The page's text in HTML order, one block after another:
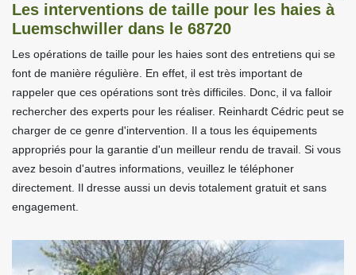
Les interventions de taille pour les haies à
Luemschwiller dans le 68720
Les opérations de taille pour les haies sont des entretiens qui se
font de manière régulière. En effet, il est très important de
rappeler que ces opérations sont très difficiles. Donc, il va falloir
rechercher des experts pour les réaliser. Reinhardt Cédric peut se
charger de ce genre d'intervention. Il a tous les équipements
appropriés pour la garantie d'un meilleur rendu de travail. Si vous
avez besoin d'autres informations, veuillez le téléphoner
directement. Il dresse aussi un devis totalement gratuit et sans
engagement.